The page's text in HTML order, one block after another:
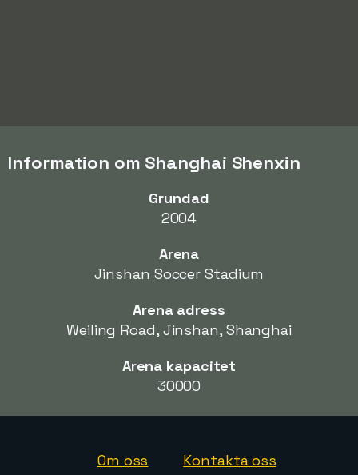
Information om Shanghai Shenxin
Grundad
2004
Arena
Jinshan Soccer Stadium
Arena adress
Weiling Road, Jinshan, Shanghai
Arena kapacitet
30000
Om oss Kontakta oss